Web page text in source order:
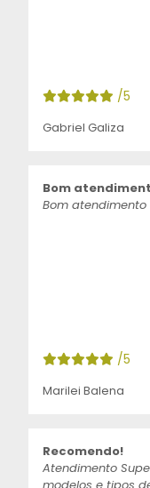
/5
Gabriel Galiza
Bom
Bom
/5
Marilei Balena
Recomendo!
Atendimento
modelos e tipos